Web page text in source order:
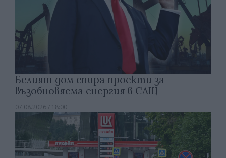
Белият дом спира проекти за
възобновяема енергия в САЩ
07.08.2026 / 18:00